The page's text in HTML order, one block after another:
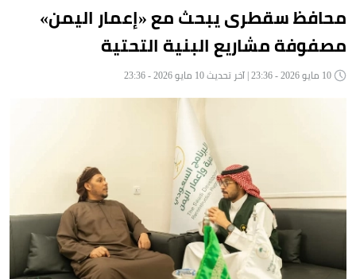
محافظ سقطرى يبحث مع «إعمار اليمن»
مصفوفة مشاريع البنية التحتية